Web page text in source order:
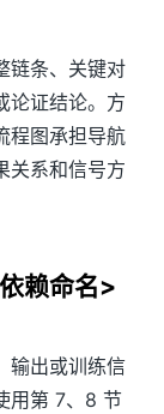
链条、关键对
论证结论。方
程图承担导航
关系和信号方
赖命名>
输出或训练信
用第 7、8 节